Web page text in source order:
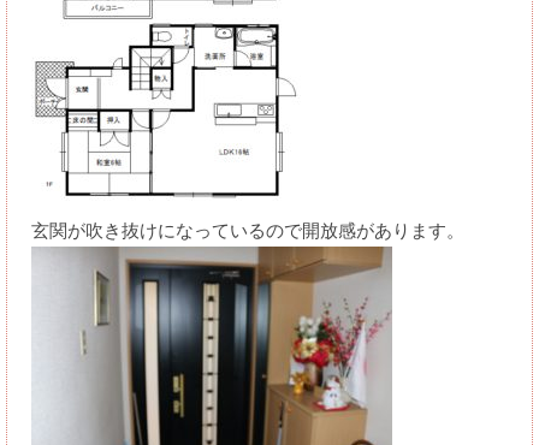
玄関が吹き抜けになっているので開放感があります。